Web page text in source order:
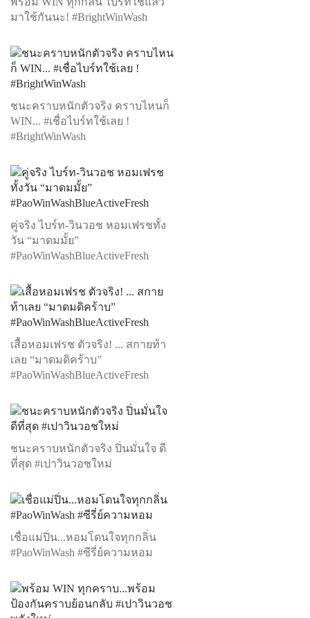
มาใช้กันนะ! #BrightWinWash
ชนะคราบหนักตัวจริง คราบไหนก็
WIN... #เชื่อไบร์ทใช้เลย !
#BrightWinWash
คู่จริง ไบร์ท-วินวอช หอมเฟรชทั้ง
วัน “มาดมมั้ย”
#PaoWinWashBlueActiveFresh
เสื้อหอมเฟรช ตัวจริง! ... สกายท้า
เลย “มาดมดิคร้าบ”
#PaoWinWashBlueActiveFresh
ชนะคราบหนักตัวจริง ปิ่นมั่นใจ ดี
ที่สุด #เปาวินวอชใหม่
เชื่อแม่ปิ่น...หอมโดนใจทุกกลิ่น
#PaoWinWash #ซีรี่ย์ความหอม